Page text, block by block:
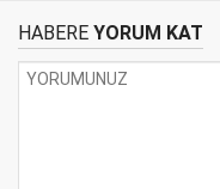
HABERE YORUM KAT